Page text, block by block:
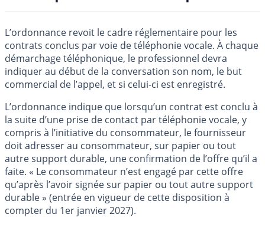
L’ordonnance revoit le cadre réglementaire pour les
contrats conclus par voie de téléphonie vocale. À chaque
démarchage téléphonique, le professionnel devra
indiquer au début de la conversation son nom, le but
commercial de l’appel, et si celui-ci est enregistré.
L’ordonnance indique que lorsqu’un contrat est conclu à
la suite d’une prise de contact par téléphonie vocale, y
compris à l’initiative du consommateur, le fournisseur
doit adresser au consommateur, sur papier ou tout
autre support durable, une confirmation de l’offre qu’il a
faite. « Le consommateur n’est engagé par cette offre
qu’après l’avoir signée sur papier ou tout autre support
durable » (entrée en vigueur de cette disposition à
compter du 1er janvier 2027).